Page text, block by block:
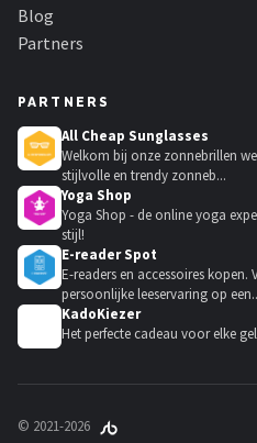
Blog
Partners
PARTNERS
All Cheap Sunglasses
Welkom bij onze zonnebrillen
stijlvolle en trendy zonneb...
Yoga Shop
Yoga Shop - de online yoga
stijl!
E-reader Spot
E-readers en accessoires kopen.
persoonlijke leeservaring op
KadoKiezer
Het perfecte cadeau voor elke
© 2021-2026